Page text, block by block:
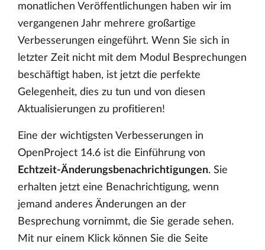
monatlichen Veröffentlichungen haben wir im
vergangenen Jahr mehrere großartige
Verbesserungen eingeführt. Wenn Sie sich in
letzter Zeit nicht mit dem Modul Besprechungen
beschäftigt haben, ist jetzt die perfekte
Gelegenheit, dies zu tun und von diesen
Aktualisierungen zu profitieren!
Eine der wichtigsten Verbesserungen in
OpenProject 14.6 ist die Einführung von
Echtzeit-Änderungsbenachrichtigungen. Sie
erhalten jetzt eine Benachrichtigung, wenn
jemand anderes Änderungen an der
Besprechung vornimmt, die Sie gerade sehen.
Mit nur einem Klick können Sie die Seite